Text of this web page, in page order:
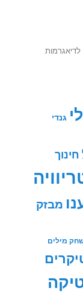
גנדי
חינוך
מבזק
מילים